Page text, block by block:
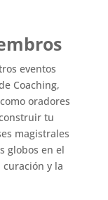
eventos
Coaching,
oradores
tu
magistrales
globos en el
y la